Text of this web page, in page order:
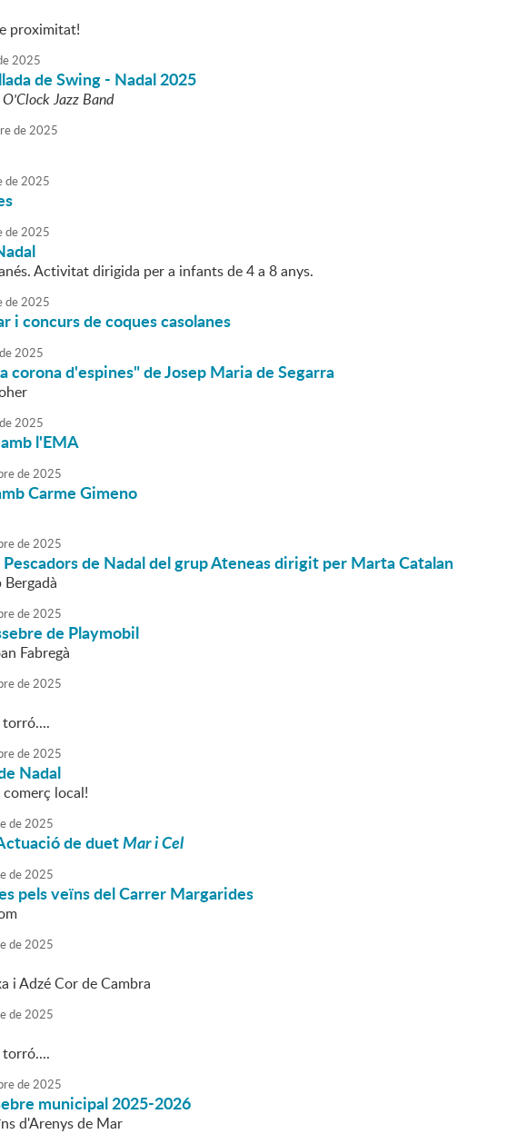
proximitat!
2025
de Swing - Nadal 2025
Jazz Band
de2025
de2025
de2025
Activitat dirigida per a infants de 4 a 8 anys.
de2025
i concurs de coques casolanes
de2025
corona d'espines" de Josep Maria de Segarra
de2025
l'EMA
de2025
Carme Gimeno
de2025
de Nadal del grup Ateneas dirigit per Marta Catalan
de2025
de Playmobil
Fabregà
de2025
torró....
de2025
Nadal
local!
de2025
de duetMar i Cel
de2025
pels veïns del Carrer Margarides
de2025
i Adzé Cor de Cambra
de2025
torró....
de2025
municipal 2025-2026
d'Arenys de Mar